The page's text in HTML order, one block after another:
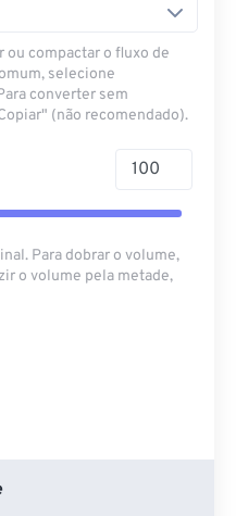
ou compactar o fluxo de
selecione
converter sem
(não recomendado).
Para dobrar o volume,
o volume pela metade,